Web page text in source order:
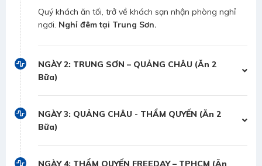
Quý khách ăn tối, trở về khách sạn nhận phòng nghỉ
ngơi. Nghỉ đêm tại Trung Sơn.
NGÀY 2: TRUNG SƠN – QUẢNG CHÂU (Ăn 2
Bữa)
NGÀY 3: QUẢNG CHÂU - THẨM QUYẾN (Ăn 2
Bữa)
NGÀY 4: THẨM QUYẾN FREEDAY – TPHCM (Ăn